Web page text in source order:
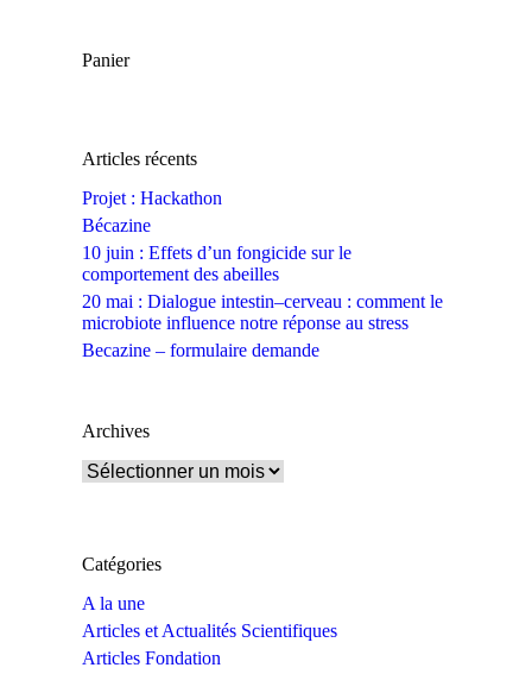
Panier
Articles récents
Projet : Hackathon
Bécazine
10 juin : Effets d’un fongicide sur le
comportement des abeilles
20 mai : Dialogue intestin–cerveau : comment le
microbiote influence notre réponse au stress
Becazine – formulaire demande
Archives
Archives
Catégories
A la une
Articles et Actualités Scientifiques
Articles Fondation